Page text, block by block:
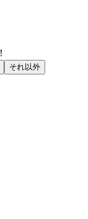
それ以外